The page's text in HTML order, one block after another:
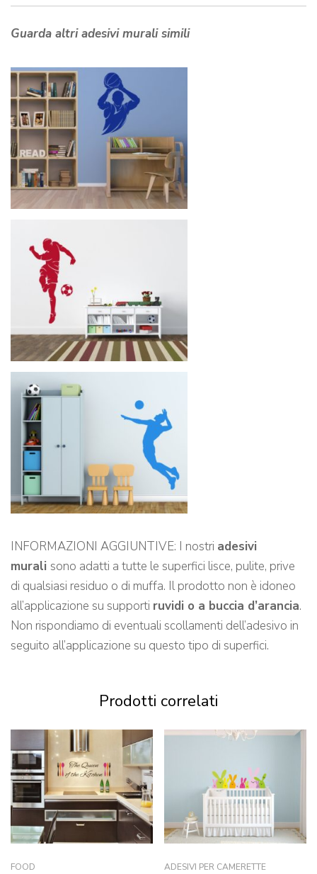
Guarda altri adesivi murali simili
INFORMAZIONI AGGIUNTIVE: I nostri adesivi
murali sono adatti a tutte le superfici lisce, pulite, prive
di qualsiasi residuo o di muffa. Il prodotto non è idoneo
all’applicazione su supporti ruvidi o a buccia d’arancia.
Non rispondiamo di eventuali scollamenti dell’adesivo in
seguito all’applicazione su questo tipo di superfici.
Prodotti correlati
FOOD ADESIVI PER CAMERETTE